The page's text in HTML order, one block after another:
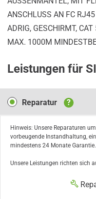
ANSCHLUSS AN FC
ADRIG, GESCHIRMT,
MAX. 1000M
Leistungen für
Reparatur
Reparatur ?
Hinweis: Unsere Reparaturen
vorbeugende Instandhaltung,
mindestens 24 Monate Garantie.
Unsere Leistungen richten sich